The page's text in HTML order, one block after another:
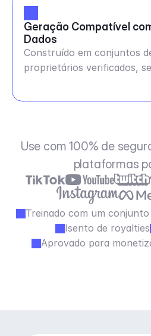
Geração Compatível
Dados
Construído em conjuntos
proprietários verificados,
Use com 100% de
plataformas
Treinado com um
Isento de royalties
Aprovado para